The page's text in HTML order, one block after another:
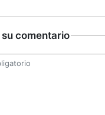
comentario